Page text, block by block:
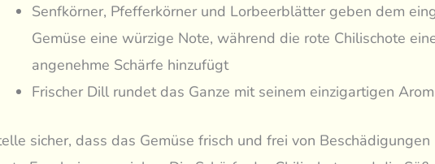
Senfkörner, Pfefferkörner und Lorbeerblätter geben dem
Gemüse eine würzige Note, während die rote Chilischote
angenehme Schärfe hinzufügt
Frischer Dill rundet das Ganze mit seinem einzigartigen
sicher, dass das Gemüse frisch und frei von